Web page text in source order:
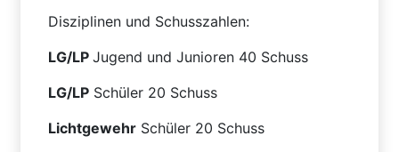
Disziplinen und Schusszahlen:
LG/LP Jugend und Junioren 40 Schuss
LG/LP Schüler 20 Schuss
Lichtgewehr Schüler 20 Schuss